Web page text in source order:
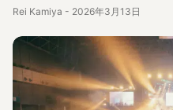
Rei Kamiya - 2026年3月13日